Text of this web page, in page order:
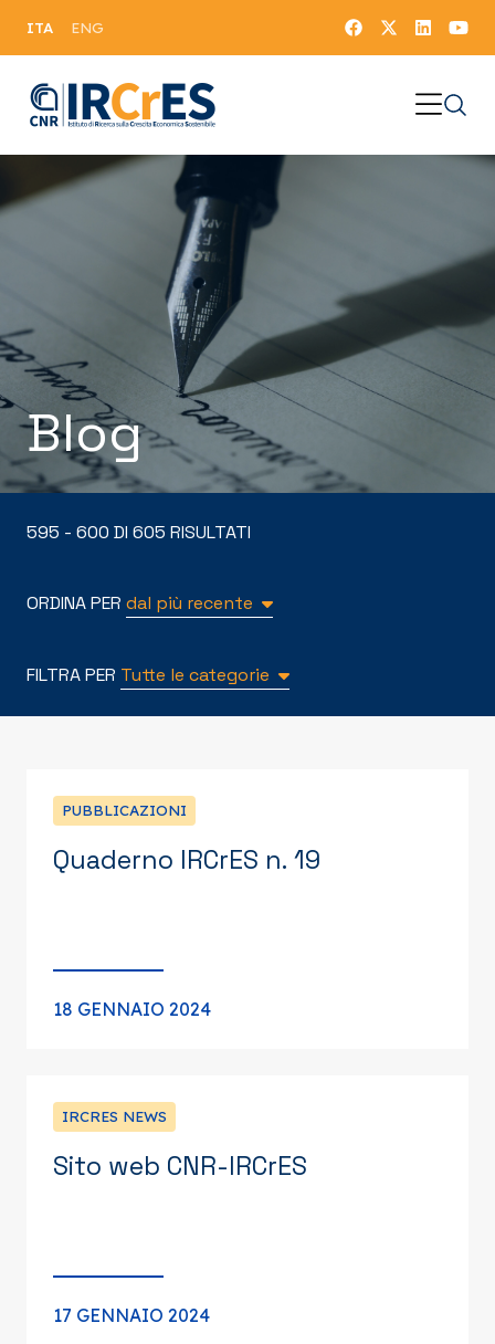
ITA ENG
Blog
595 - 600 DI 605 RISULTATI
ORDINA PER dal più recente
FILTRA PER Tutte le categorie
PUBBLICAZIONI
Quaderno IRCrES n. 19
18 GENNAIO 2024
IRCRES NEWS
Sito web CNR-IRCrES
17 GENNAIO 2024